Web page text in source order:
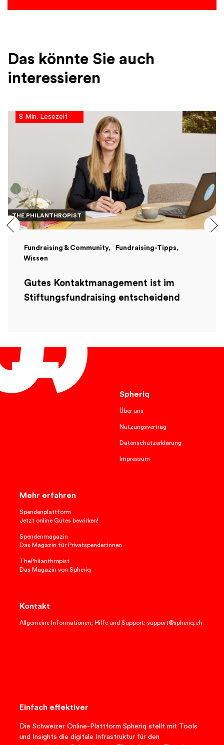
Das könnte Sie auch
interessieren
THE PHILANTHROPIST
8 Min. Lesezeit
Fundraising & Community
Fundraising-Tipps
Wissen
Gutes Kontaktmanagement ist im
Stiftungsfundraising entscheidend
Spheriq
Über uns
Nutzungsvertrag
Datenschutzerklärung
Impressum
Mehr erfahren
Spendenplattform
Jetzt online Gutes bewirken!
Spendenmagazin
Das Magazin für Privatspender:innen
ThePhilanthropist
Das Magazin von Spheriq
Kontakt
Allgemeine Informationen, Hilfe und Support: support@spheriq.ch
Einfach effektiver
Die Schweizer Online-Plattform Spheriq stellt mit Tools
und Insights die digitale Infrastruktur für den